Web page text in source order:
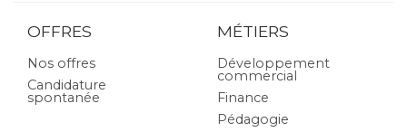
OFFRES
Nos offres
Candidature
spontanée
MÉTIERS
Développement
commercial
Finance
Pédagogie